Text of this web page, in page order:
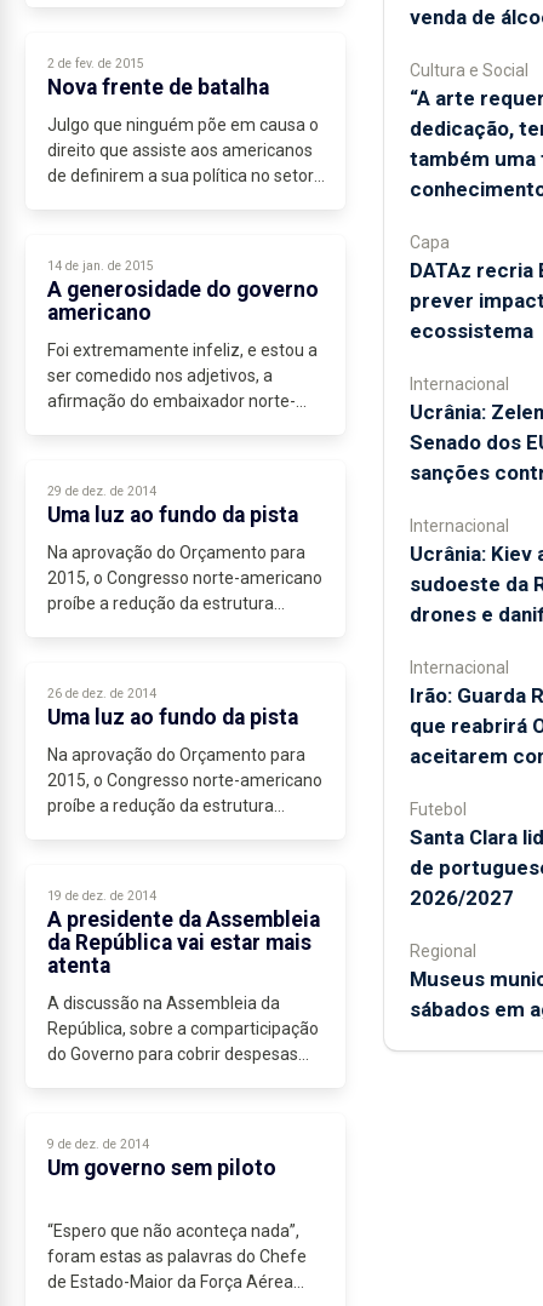
2 de fev. de 2015
Nova frente de batalha
Julgo que ninguém põe em causa o
direito que assiste aos americanos
de definirem a sua política no setor
14 de jan. de 2015
A generosidade do governo
americano
Foi extremamente infeliz, e estou a
ser comedido nos adjetivos, a
afirmação do embaixador norte-
29 de dez. de 2014
Uma luz ao fundo da pista
Na aprovação do Orçamento para
2015, o Congresso norte-americano
proíbe a redução da estrutura
26 de dez. de 2014
Uma luz ao fundo da pista
Na aprovação do Orçamento para
2015, o Congresso norte-americano
proíbe a redução da estrutura
19 de dez. de 2014
A presidente da Assembleia
da República vai estar mais
atenta
A discussão na Assembleia da
República, sobre a comparticipação
do Governo para cobrir despesas
9 de dez. de 2014
Um governo sem piloto
“Espero que não aconteça nada”,
foram estas as palavras do Chefe
de Estado-Maior da Força Aérea
venda de
Cultura e Social
“A arte
dedicação,
também uma
Capa
DATAz recria
prever
ecossistema
Internacional
Ucrânia:
Senado dos
sanções
Internacional
Ucrânia: Kiev
sudoeste da
drones e
Internacional
Irão: Guarda
que reabrirá
aceitarem
Futebol
Santa Clara
de
2026/2027
Regional
Museus
sábados em